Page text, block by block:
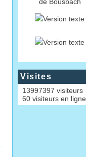
Visites
13997397 visiteurs
60 visiteurs en ligne